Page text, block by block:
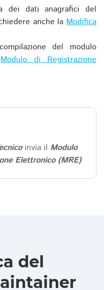
dei dati anagrafici del
anche laModifica
del modulo
Modulo di Registrazione
invia il Modulo
Elettronico (MRE)
del